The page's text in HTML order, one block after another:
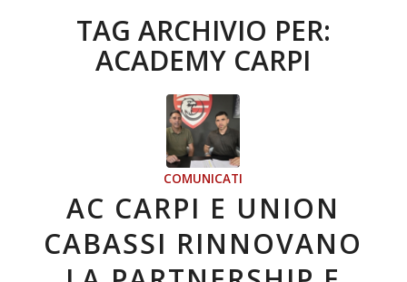
TAG ARCHIVIO PER:
ACADEMY CARPI
COMUNICATI
AC CARPI E UNION
CABASSI RINNOVANO